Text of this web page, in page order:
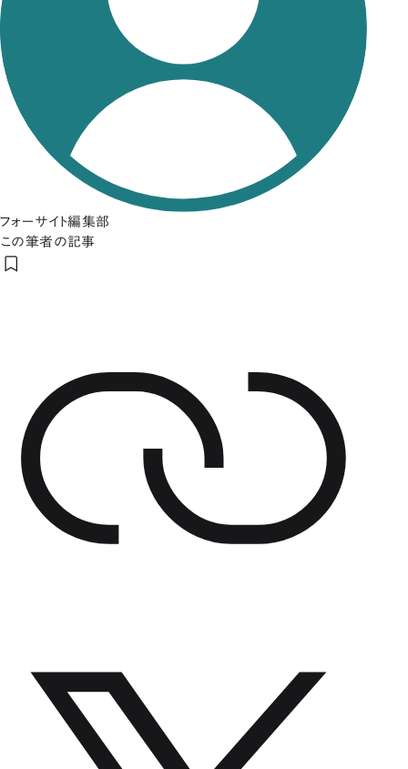
フォーサイト編集部
この筆者の記事